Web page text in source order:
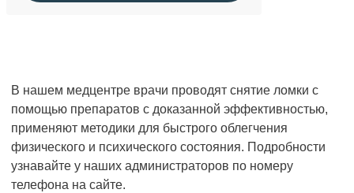
В нашем медцентре врачи проводят снятие ломки с
помощью препаратов с доказанной эффективностью,
применяют методики для быстрого облегчения
физического и психического состояния. Подробности
узнавайте у наших администраторов по номеру
телефона на сайте.